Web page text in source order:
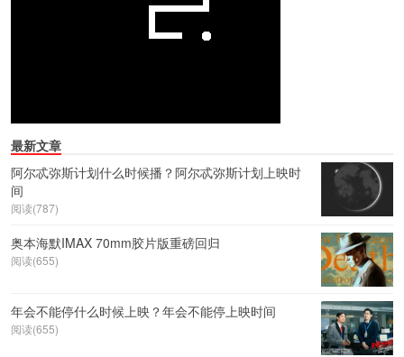
最新文章
阿尔忒弥斯计划什么时候播？阿尔忒弥斯计划上映时
间
阅读(787)
奥本海默IMAX 70mm胶片版重磅回归
阅读(655)
年会不能停什么时候上映？年会不能停上映时间
阅读(655)